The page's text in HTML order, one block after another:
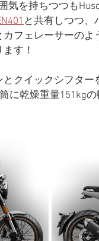
気を持ちつつも
と共有しつつ、
フェレーサーの
す！
クイックシフタ
に乾燥重量151kg